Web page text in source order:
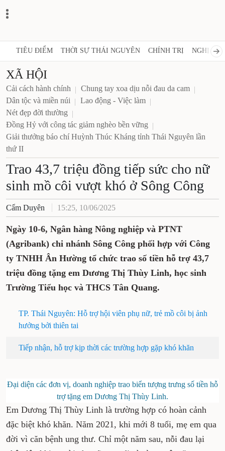
TIÊU ĐIỂM THỜI SỰ THÁI NGUYÊN CHÍNH TRỊ NGHỊ
XÃ HỘI
Cải cách hành chính
Chung tay xoa dịu nỗi đau da cam
Dân tộc và miền núi
Lao động - Việc làm
Nét đẹp đời thường
Đồng Hỷ với công tác giảm nghèo bền vững
Giải thưởng báo chí Huỳnh Thúc Kháng tỉnh Thái Nguyên lần
thứ II
Trao 43,7 triệu đồng tiếp sức cho nữ
sinh mồ côi vượt khó ở Sông Công
Cẩm Duyên 15:25, 10/06/2025
Ngày 10-6, Ngân hàng Nông nghiệp và PTNT
(Agribank) chi nhánh Sông Công phối hợp với Công
ty TNHH Ân Hường tổ chức trao số tiền hỗ trợ 43,7
triệu đồng tặng em Dương Thị Thùy Linh, học sinh
Trường Tiểu học và THCS Tân Quang.
TP. Thái Nguyên: Hỗ trợ hội viên phụ nữ, trẻ mồ côi bị ảnh
hưởng bởi thiên tai
Tiếp nhận, hỗ trợ kịp thời các trường hợp gặp khó khăn
Đại diện các đơn vị, doanh nghiệp trao biển tượng trưng số tiền hỗ
trợ tặng em Dương Thị Thùy Linh.
Em Dương Thị Thùy Linh là trường hợp có hoàn cảnh
đặc biệt khó khăn. Năm 2021, khi mới 8 tuổi, mẹ em qua
đời vì căn bệnh ung thư. Chỉ một năm sau, nỗi đau lại